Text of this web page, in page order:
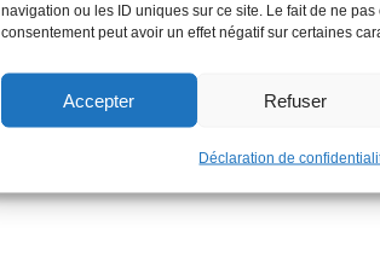
navigation ou les ID uniques sur ce site. Le fait de ne
consentement peut avoir un effet négatif sur certaines
Accepter Refuser
Déclaration de
Catégorie :